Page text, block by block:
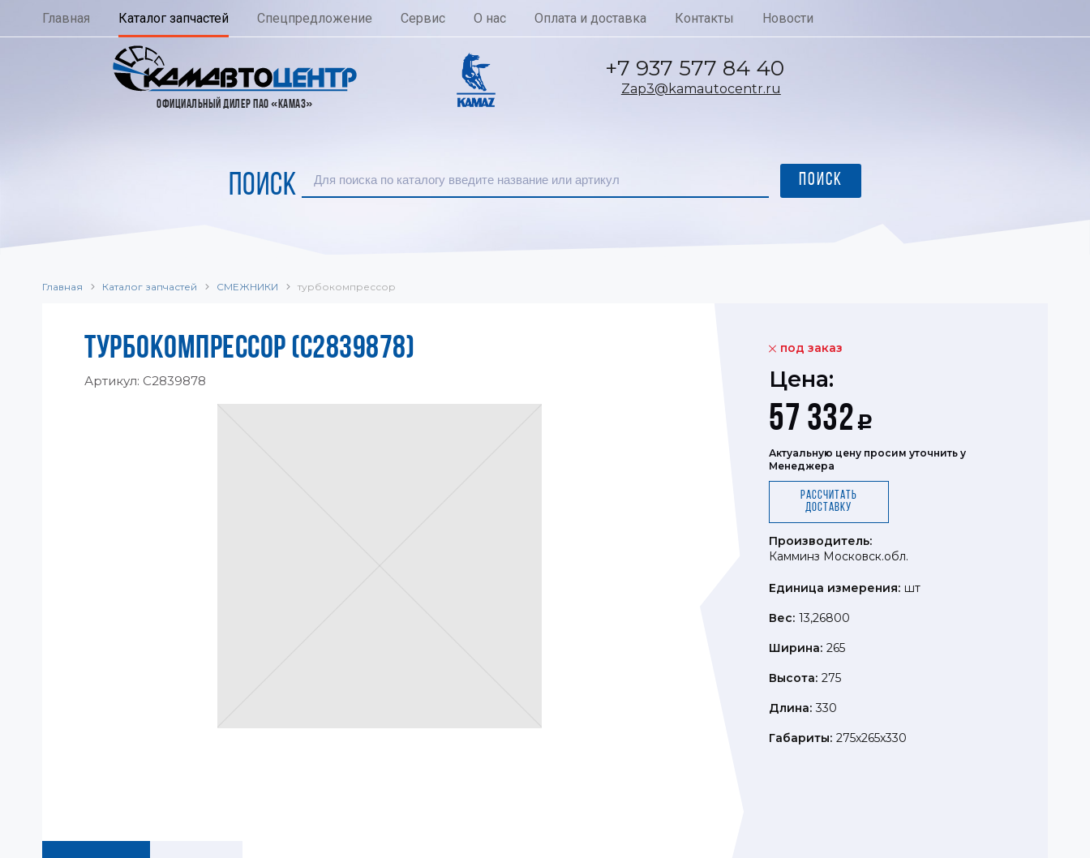
Главная Каталог запчастей Спецпредложение Сервис О нас Оплата и доставка Контакты Новости
ОФИЦИАЛЬНЫЙ ДИЛЕР ПАО «КАМАЗ»
Zap3@kamautocentr.ru
+7 937 577 84 40
ПОИСК
Главная Каталог запчастей СМЕЖНИКИ турбокомпрессор
ТУРБОКОМПРЕССОР (C2839878)
Артикул: C2839878
под заказ
Цена:
57 332 Р
Актуальную цену просим уточнить у
Менеджера
Рассчитать
доставку
Производитель:
Камминз Московск.обл.
Единица измерения: шт
Вес: 13,26800
Ширина: 265
Высота: 275
Длина: 330
Габариты: 275x265x330